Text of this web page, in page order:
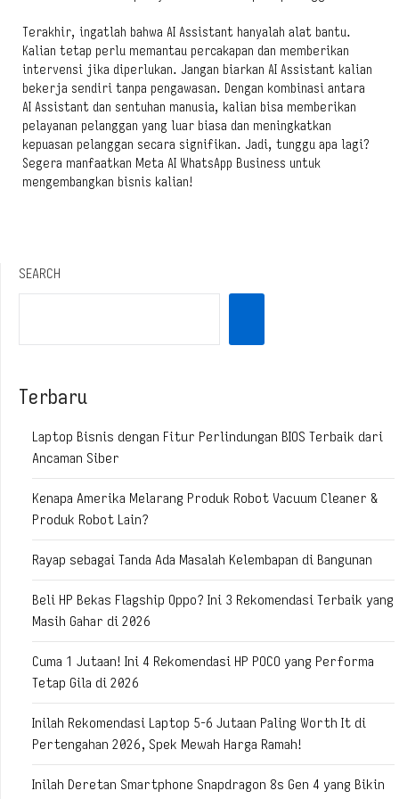
Terakhir, ingatlah bahwa AI Assistant hanyalah alat bantu.
Kalian tetap perlu memantau percakapan dan memberikan
intervensi jika diperlukan. Jangan biarkan AI Assistant kalian
bekerja sendiri tanpa pengawasan. Dengan kombinasi antara
AI Assistant dan sentuhan manusia, kalian bisa memberikan
pelayanan pelanggan yang luar biasa dan meningkatkan
kepuasan pelanggan secara signifikan. Jadi, tunggu apa lagi?
Segera manfaatkan Meta AI WhatsApp Business untuk
mengembangkan bisnis kalian!
SEARCH
Terbaru
Laptop Bisnis dengan Fitur Perlindungan BIOS Terbaik dari
Ancaman Siber
Kenapa Amerika Melarang Produk Robot Vacuum Cleaner &
Produk Robot Lain?
Rayap sebagai Tanda Ada Masalah Kelembapan di Bangunan
Beli HP Bekas Flagship Oppo? Ini 3 Rekomendasi Terbaik yang
Masih Gahar di 2026
Cuma 1 Jutaan! Ini 4 Rekomendasi HP POCO yang Performa
Tetap Gila di 2026
Inilah Rekomendasi Laptop 5-6 Jutaan Paling Worth It di
Pertengahan 2026, Spek Mewah Harga Ramah!
Inilah Deretan Smartphone Snapdragon 8s Gen 4 yang Bikin